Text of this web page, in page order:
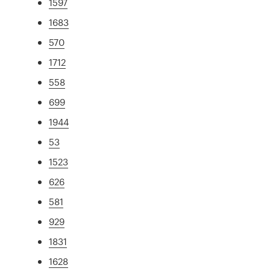
1683
570
1712
558
699
1944
53
1523
626
581
929
1831
1628